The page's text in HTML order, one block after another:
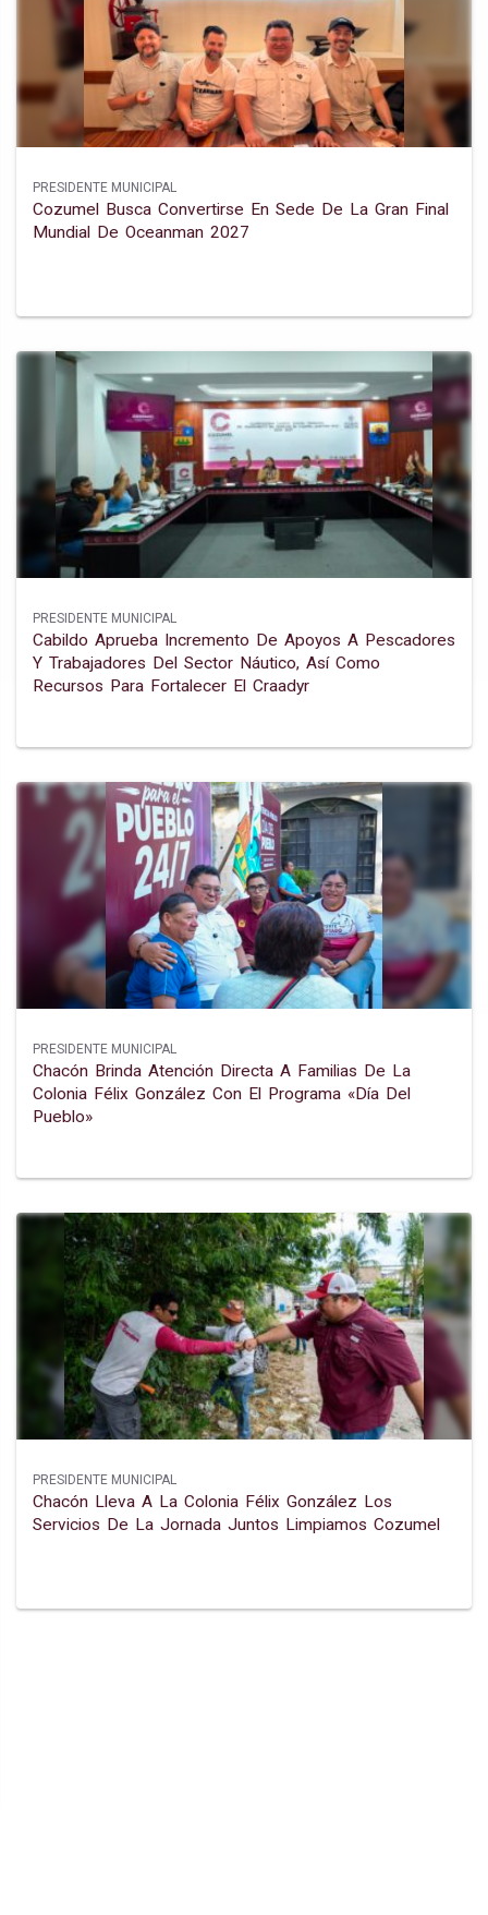
PRESIDENTE MUNICIPAL
Cozumel Busca Convertirse En Sede De La Gran Final
Mundial De Oceanman 2027
PRESIDENTE MUNICIPAL
Cabildo Aprueba Incremento De Apoyos A Pescadores
Y Trabajadores Del Sector Náutico, Así Como
Recursos Para Fortalecer El Craadyr
PRESIDENTE MUNICIPAL
Chacón Brinda Atención Directa A Familias De La
Colonia Félix González Con El Programa «día Del
Pueblo»
PRESIDENTE MUNICIPAL
Chacón Lleva A La Colonia Félix González Los
Servicios De La Jornada Juntos Limpiamos Cozumel